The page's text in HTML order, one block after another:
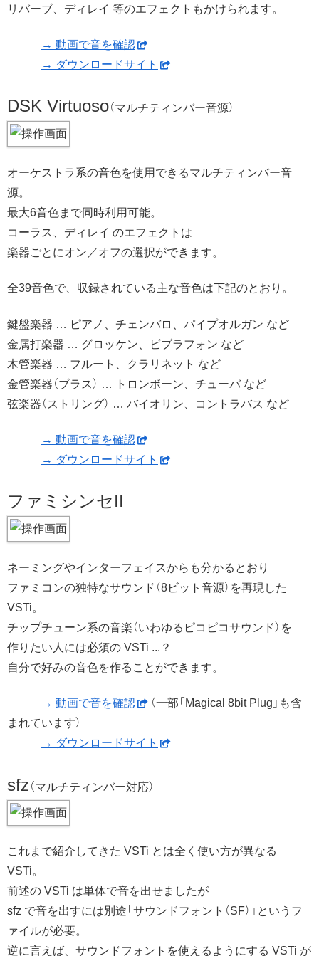
リバーブ、ディレイ 等のエフェクトもかけられます。
→ 動画で音を確認
→ ダウンロードサイト
DSK Virtuoso（マルチティンバー音源）
オーケストラ系の音色を使用できるマルチティンバー音
源。
最大6音色まで同時利用可能。
コーラス、ディレイ のエフェクトは
楽器ごとにオン／オフの選択ができます。
全39音色で、収録されている主な音色は下記のとおり。
鍵盤楽器 … ピアノ、チェンバロ、パイプオルガン など
金属打楽器 … グロッケン、ビブラフォン など
木管楽器 … フルート、クラリネット など
金管楽器（ブラス） … トロンボーン、チューバ など
弦楽器（ストリング） … バイオリン、コントラバス など
→ 動画で音を確認
→ ダウンロードサイト
ファミシンセII
ネーミングやインターフェイスからも分かるとおり
ファミコンの独特なサウンド（8ビット音源）を再現した
VSTi。
チップチューン系の音楽（いわゆるピコピコサウンド）を
作りたい人には必須の VSTi ...？
自分で好みの音色を作ることができます。
→ 動画で音を確認
（一部「Magical 8bit Plug」も含
まれています）
→ ダウンロードサイト
sfz （マルチティンバー対応）
これまで紹介してきた VSTi とは全く使い方が異なる
VSTi。
前述の VSTi は単体で音を出せましたが
sfz で音を出すには別途「サウンドフォント（SF）」というフ
ァイルが必要。
逆に言えば、サウンドフォントを使えるようにする VSTi が